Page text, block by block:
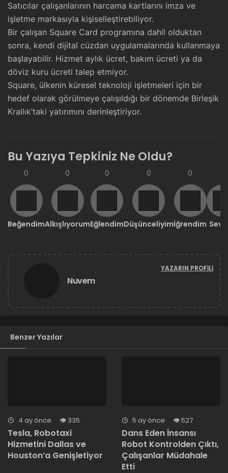
Satıcılar çalışanlarının harcama kartlarını imza ve
işletme markasıyla kişiselleştirebiliyor.
Bir çalışan Square Card programına dahil olduktan
sonra, kendi dijital cüzdan uygulamalarında kullanmaya
başlayabilir. Hizmet aylık ücret, bakım ücreti ya da
döviz kuru ücreti talep etmiyor.
Square, ülkenin küresel teknoloji işletmeleri için bir
hedef olarak görülmeye çalışıldığı bir dönemde Birleşik
Krallık’taki yatırımını derinleştiriyor.
Bu Yazıya Tepkiniz Ne Oldu?
0
Beğendim
0
Alkışlıyorum
0
Eğlendim
0
Düşünceliyim
0
İğrendim
Nuvem
YAZARIN PROFILI
Benzer Yazılar
4 ay önce 335
Tesla, Robotaxi
Hizmetini Dallas ve
Houston’a Genişletiyor
5 ay önce 527
Dans Eden İnsansı
Robot Kontrolden Çıktı,
Çalışanlar Müdahale
Etti